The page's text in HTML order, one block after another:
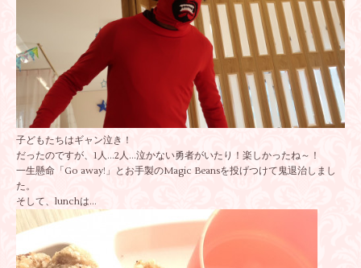
子どもたちはギャン泣き！
だったのですが、1人…2人…泣かない勇者がいたり！楽しかったね～！
一生懸命「Go away!」とお手製のMagic Beansを投げつけて鬼退治しまし
た。
そして、lunchは…